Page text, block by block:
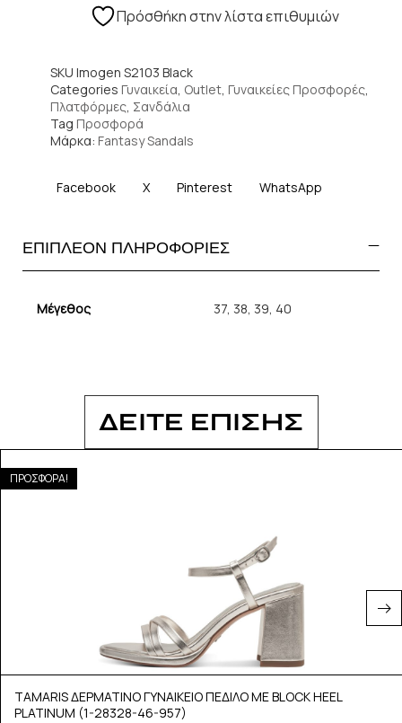
Πρόσθήκη στην λίστα επιθυμιών
SKU Imogen S2103 Black
Categories Γυναικεία, Outlet, Γυναικείες Προσφορές,
Πλατφόρμες, Σανδάλια
Tag Προσφορά
Μάρκα: Fantasy Sandals
Facebook X Pinterest WhatsApp
ΕΠΙΠΛΕΟΝ ΠΛΗΡΟΦΟΡΙΕΣ
Μέγεθος 37, 38, 39, 40
ΔΕΙΤΕ ΕΠΙΣΗΣ
ΠΡΟΣΦΟΡΑ!
TAMARIS ΔΕΡΜΑΤΙΝΟ ΓΥΝΑΙΚΕΙΟ ΠΕΔΙΛΟ ΜΕ BLOCK HEEL
PLATINUM (1-28328-46-957)